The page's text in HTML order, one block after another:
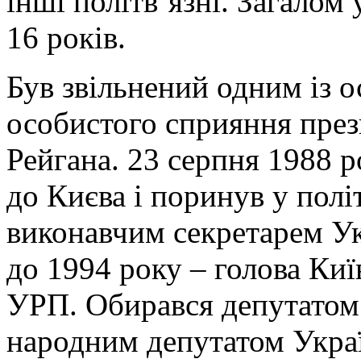
16 років.
Був звільнений одним із
особистого сприяння
Рейгана. 23 серпня 1988
до Києва і поринув у
виконавчим секретарем
до 1994 року – голова
УРП. Обирався депутатом
народним депутатом